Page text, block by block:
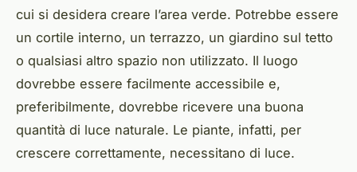
cui si desidera creare l’area verde. Potrebbe essere
un cortile interno, un terrazzo, un giardino sul tetto
o qualsiasi altro spazio non utilizzato. Il luogo
dovrebbe essere facilmente accessibile e,
preferibilmente, dovrebbe ricevere una buona
quantità di luce naturale. Le piante, infatti, per
crescere correttamente, necessitano di luce.